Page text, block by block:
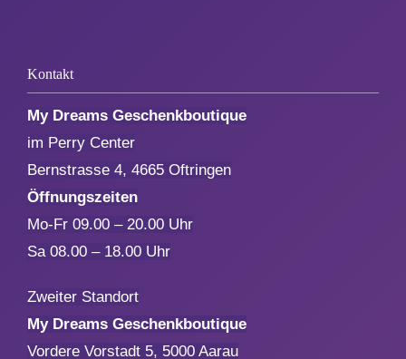
Aktionen
Kontakt
My Dreams Geschenkboutique
im Perry Center
Bernstrasse 4, 4665 Oftringen
Öffnungszeiten
Mo-Fr 09.00 – 20.00 Uhr
Sa 08.00 – 18.00 Uhr
Zweiter Standort
My Dreams Geschenkboutique
Vordere Vorstadt 5, 5000 Aarau